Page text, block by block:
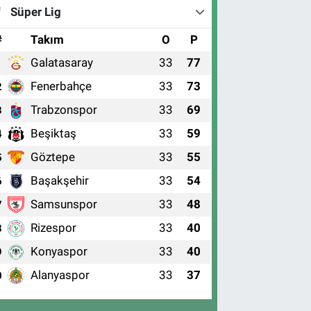
Süper Lig
Takım O P
Galatasaray 33 77
Fenerbahçe 33 73
Trabzonspor 33 69
Beşiktaş 33 59
Göztepe 33 55
Başakşehir 33 54
Samsunspor 33 48
Rizespor 33 40
Konyaspor 33 40
Alanyaspor 33 37